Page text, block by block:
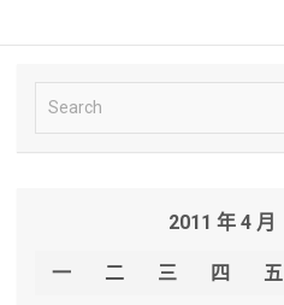
e
2011 年 4 月
一 二 三 四 五